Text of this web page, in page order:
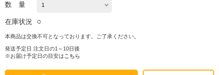
数 量
在庫状況 ○
本商品は交換不可となっております。ご了承ください。
発送予定日 注文日の1～10日後
※お届け予定日の目安は こちら